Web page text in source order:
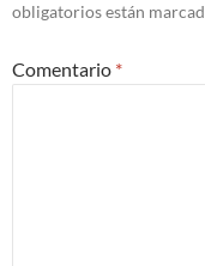
obligatorios están
Comentario *